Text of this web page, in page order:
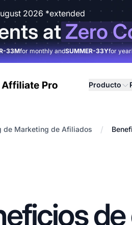
2026 *extended
atZero
33Mfor monthly andSUMMER-33Yfor
Producto
de Marketing de Afiliados /